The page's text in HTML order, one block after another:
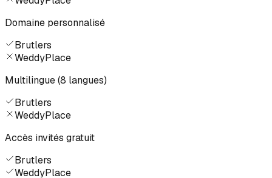
Domaine personnalisé
Brutlers
WeddyPlace
Multilingue (8 langues)
Brutlers
WeddyPlace
Accès invités gratuit
Brutlers
WeddyPlace